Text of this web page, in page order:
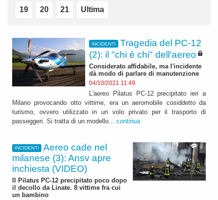
19 20 21 Ultima
INCIDENTI
Tragedia del PC-12
(2): il "chi è chi" dell'aereo
Considerato affidabile, ma l'incidente
dà modo di parlare di manutenzione
04/10/2021 11:49
L'aereo Pilatus PC-12 precipitato ieri a
Milano provocando otto vittime, era un aeromobile cosiddetto da
turismo, ovvero utilizzato in un volo privato per il trasporto di
passeggeri. Si tratta di un modello... continua
INCIDENTI
Aereo cade nel
milanese (3): Ansv apre
inchiesta (VIDEO)
Il Pilatus PC-12 precipitato poco dopo
il decollo da Linate. 8 vittime fra cui
un bambino